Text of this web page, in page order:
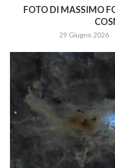
FOTO DI MASSIMO
29 Giugno 2026